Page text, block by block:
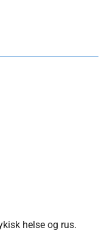
helse og rus.